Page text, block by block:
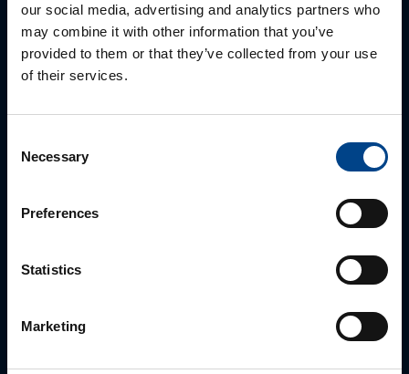
our social media, advertising and analytics partners who
may combine it with other information that you’ve
provided to them or that they’ve collected from your use
of their services.
Selection
Necessary
Preferences
Statistics
Marketing
Autamme mielellämme, jotta löydämme sinulle
parhaan ratkaisun. Otathan yhteyttä puhelimitse,
sähköpostitse tai verkkolomakkeen kautta.
jussi.pernaa@utu.eu